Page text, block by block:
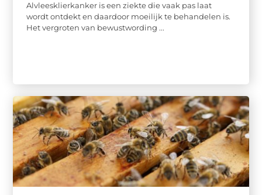
Alvleesklierkanker is een ziekte die vaak pas laat
wordt ontdekt en daardoor moeilijk te behandelen is.
Het vergroten van bewustwording ...